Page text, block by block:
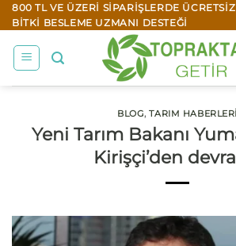
İçeriğe
atla
800 TL VE ÜZERI SIPARIŞLERDE
BITKI BESLEME UZMANI DESTEĞI
BLOG,TARIM HABERLERI
Yeni Tarım Bakanı
Kirişçi’den